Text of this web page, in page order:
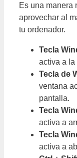
Es una manera
aprovechar al
tu ordenador.
Tecla
activa a la
Tecla de
ventana
pantalla.
Tecla
activa a
Tecla
activa a